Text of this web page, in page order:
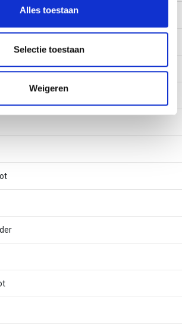
te analyseren. Ook delen we
media, adverteren en analyse. Deze
gegevens combineren met andere
van uw gebruik van hun services.
Alles toestaan
Selectie toestaan
Weigeren